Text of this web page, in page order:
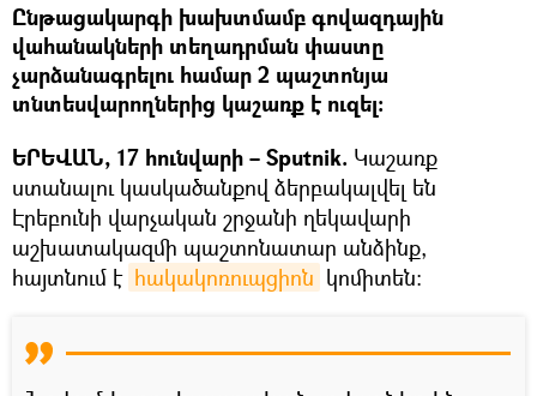
Ընթացակարգի խախտմամբ գովազդային
վահանակների տեղադրման փաստը
չարձանագրելու համար 2 պաշտոնյա
տնտեսվարողներից կաշառք է ուզել։
ԵՐԵՎԱՆ, 17 հունվարի – Sputnik. Կաշառք
ստանալու կասկածանքով ձերբակալվել են
Էրեբունի վարչական շրջանի ղեկավարի
աշխատակազմի պաշտոնատար անձինք,
հայտնում է հակակոռուպցիոն կոմիտեն։